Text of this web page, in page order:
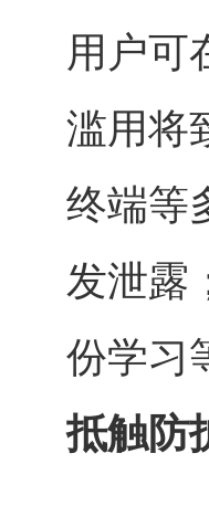
用户可
滥用将
终端等
发泄露
份学习
抵触防